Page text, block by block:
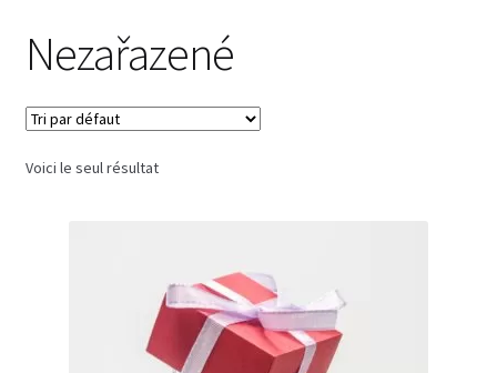
Organiser une fête
Solution bon marché
Súper amantes
Comment choisir?
Nezařazené
Voici le seul résultat